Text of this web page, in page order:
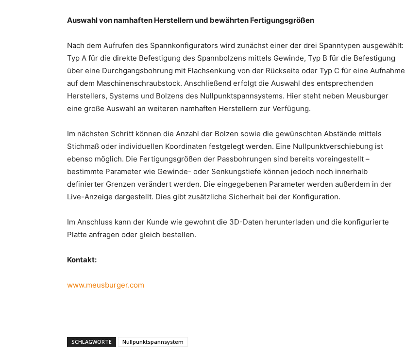
Auswahl von namhaften Herstellern und bewährten Fertigungsgrößen
Nach dem Aufrufen des Spannkonfigurators wird zunächst einer der drei Spanntypen ausgewählt:
Typ A für die direkte Befestigung des Spannbolzens mittels Gewinde, Typ B für die Befestigung
über eine Durchgangsbohrung mit Flachsenkung von der Rückseite oder Typ C für eine Aufnahme
auf dem Maschinenschraubstock. Anschließend erfolgt die Auswahl des entsprechenden
Herstellers, Systems und Bolzens des Nullpunktspannsystems. Hier steht neben Meusburger
eine große Auswahl an weiteren namhaften Herstellern zur Verfügung.
Im nächsten Schritt können die Anzahl der Bolzen sowie die gewünschten Abstände mittels
Stichmaß oder individuellen Koordinaten festgelegt werden. Eine Nullpunktverschiebung ist
ebenso möglich. Die Fertigungsgrößen der Passbohrungen sind bereits voreingestellt –
bestimmte Parameter wie Gewinde- oder Senkungstiefe können jedoch noch innerhalb
definierter Grenzen verändert werden. Die eingegebenen Parameter werden außerdem in der
Live-Anzeige dargestellt. Dies gibt zusätzliche Sicherheit bei der Konfiguration.
Im Anschluss kann der Kunde wie gewohnt die 3D-Daten herunterladen und die konfigurierte
Platte anfragen oder gleich bestellen.
Kontakt:
www.meusburger.com
SCHLAGWORTE Nullpunktspannsystem